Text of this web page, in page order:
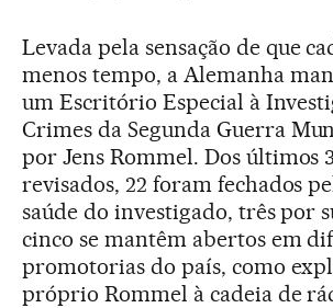
Levada pela sensação de que
menos tempo, a Alemanha
um Escritório Especial à
Crimes da Segunda Guerra
por Jens Rommel. Dos últimos
revisados, 22 foram fechados
saúde do investigado, três por
cinco se mantêm abertos em
promotorias do país, como
próprio Rommel à cadeia de